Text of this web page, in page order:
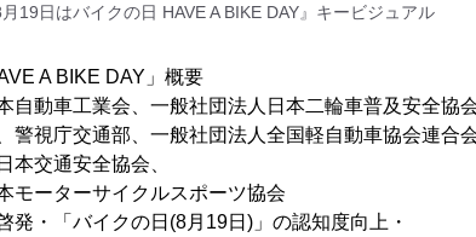
月19日はバイクの日 HAVE A BIKE DAY』キービジュアル
A BIKE DAY」概要
車工業会、一般社団法人日本二輪車普及安全協
庁交通部、一般社団法人全国軽自動車協会連合
通安全協会、
ーサイクルスポーツ協会
発・「バイクの日(8月19日)」の認知度向上・